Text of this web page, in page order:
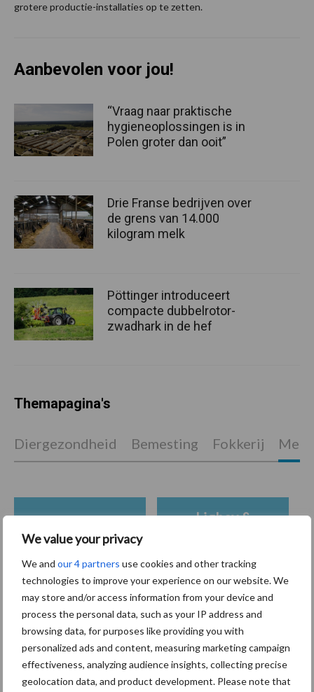
We value your privacy
We and our 4 partners use cookies and other tracking
technologies to improve your experience on our website. We
may store and/or access information from your device and
process the personal data, such as your IP address and
browsing data, for purposes like providing you with
personalized ads and content, measuring marketing campaign
effectiveness, analyzing audience insights, collecting precise
geolocation data, and product development. Please note that
grotere productie-installaties op te zetten.
Primaire
Recent nieuws Partner nieuws
Aanbevolen voor jou!
“Vraag naar praktische
hygieneoplossingen is in
Polen groter dan ooit”
Drie Franse bedrijven over
de grens van 14.000
kilogram melk
Pöttinger introduceert
compacte dubbelrotor-
zwadhark in de hef
Themapagina's
Diergezondheid Bemesting Fokkerij
Ligbox &
Toon meer